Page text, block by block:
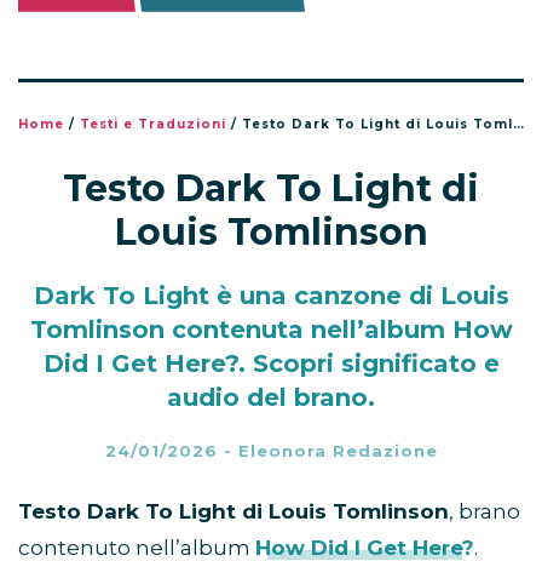
Home / Testi e Traduzioni / Testo Dark To Light di Louis Tomlinson
Testo Dark To Light di
Louis Tomlinson
Dark To Light è una canzone di Louis
Tomlinson contenuta nell’album How
Did I Get Here?. Scopri significato e
audio del brano.
24/01/2026 - Eleonora Redazione
Testo Dark To Light di Louis Tomlinson, brano
contenuto nell’album How Did I Get Here?.